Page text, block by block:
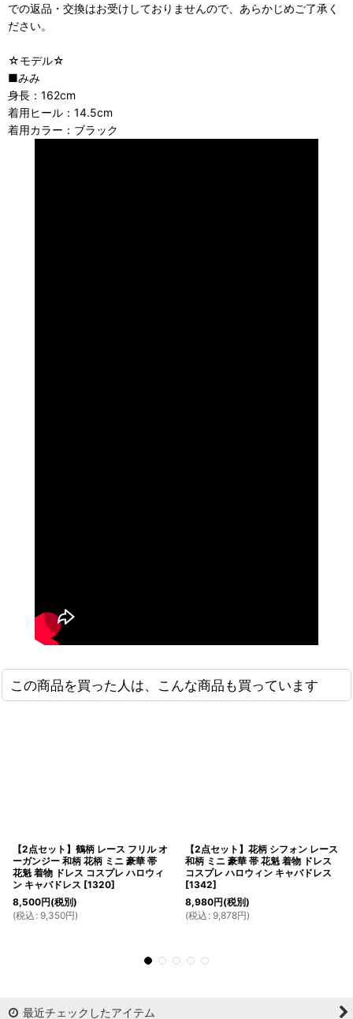
での返品・交換はお受けしておりませんので、あらかじめご了承く
ださい。
☆モデル☆
■みみ
身長：162cm
着用ヒール：14.5cm
着用カラー：ブラック
この商品を買った人は、こんな商品も買っています
【2点セット】鶴柄 レース フリル オ
ーガンジー 和柄 花柄 ミニ 豪華 帯
花魁 着物 ドレス コスプレ ハロウィ
ン キャバドレス [1320]
8,500円(税別)
(税込 : 9,350円)
【2点セット】花柄 シフォン レース
和柄 ミニ 豪華 帯 花魁 着物 ドレス
コスプレ ハロウィン キャバドレス
[1342]
8,980円(税別)
(税込 : 9,878円)
最近チェックしたアイテム